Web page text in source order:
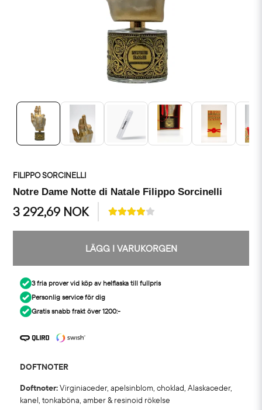
FILIPPO SORCINELLI
Notre Dame Notte di Natale Filippo Sorcinelli
3 292,69 NOK
LÄGG I VARUKORGEN
3 fria prover vid köp av helflaska till fullpris
Personlig service för dig
Gratis snabb frakt över 1200:-
DOFTNOTER
Doftnoter:Virginiaceder, apelsinblom, choklad, Alaskaceder,
kanel, tonkaböna, amber & resinoid rökelse